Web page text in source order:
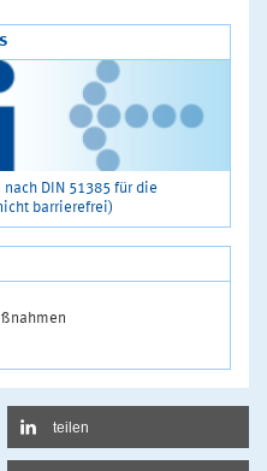
DIN 51385 für die
barrierefrei)
teilen